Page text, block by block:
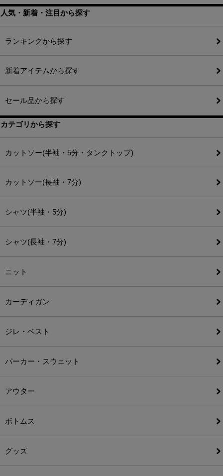
人気・新着・注目から探す
ランキングから探す
新着アイテムから探す
セール品から探す
カテゴリから探す
カットソー(半袖・5分・タンクトップ)
カットソー(長袖・7分)
シャツ(半袖・5分)
シャツ(長袖・7分)
ニット
カーディガン
ジレ・ベスト
パーカー・スウェット
アウター
ボトムス
グッズ